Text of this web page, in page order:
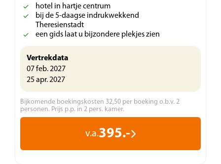
hotel in hartje centrum
bij de 5-daagse indrukwekkend
Theresienstadt
een gids laat u bijzondere plekjes zien
Vertrekdata
07 feb. 2027
25 apr. 2027
Bijkomende boekingskosten 32,50 per boeking o.b.v. 2
personen. Prijs p.p. in 2 pers. kamer.
v.a.395.-